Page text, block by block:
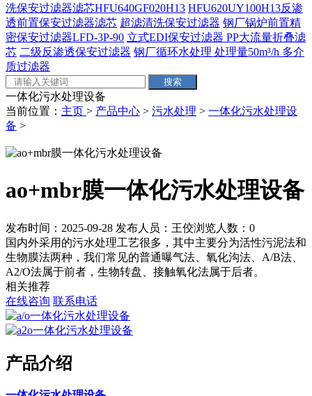
洗保安过滤器滤芯HFU640GF020H13 HFU620UY100H13反渗
透前置保安过滤器滤芯 超滤清洗保安过滤器 钢厂锅炉前置精
密保安过滤器LFD-3P-90 立式EDI保安过滤器 PP大流量折叠滤
芯 二级反渗透保安过滤器 钢厂循环水处理 处理量50m³/h 多介
质过滤器
一体化污水处理设备
当前位置： 主页 > 产品中心 > 污水处理 > 一体化污水处理设
备 >
ao+mbr膜一体化污水处理设备
发布时间：2025-09-28 发布人员：王佼浏览人数： 0
国内外采用的污水处理工艺很多，其中主要分为活性污泥法和
生物膜法两种，我们常见的普通曝气法、氧化沟法、A/B法、
A2/O法属于前者，生物转盘、接触氧化法属于后者。
相关推荐
在线咨询 联系电话
产品介绍